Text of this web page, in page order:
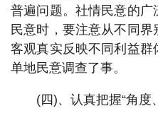
普遍问题。社情民意的
民意时，要注意从不同界
客观真实反映不同利益
单地民意调查了事。
(四)、认真把握“角度